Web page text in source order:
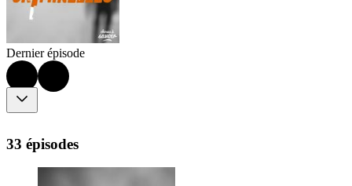
Dernier épisode
33 épisodes